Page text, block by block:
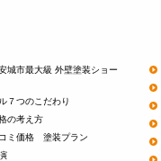
城市最大級 外壁塗装ショー
７つのこだわり
の考え方
ミ価格 塗装プラン